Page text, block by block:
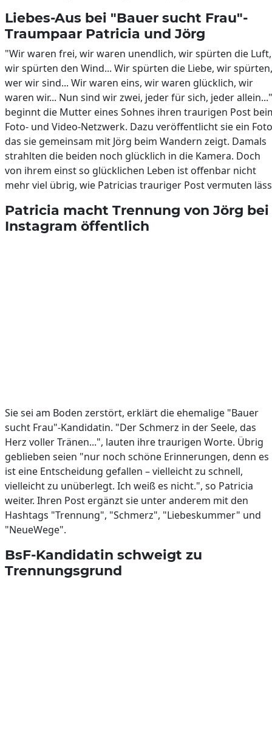
Liebes-Aus bei "Bauer sucht Frau"-
Traumpaar Patricia und Jörg
"Wir waren frei, wir waren unendlich, wir spürten die Luft,
wir spürten den Wind... Wir spürten die Liebe, wir spürten,
wer wir sind... Wir waren eins, wir waren glücklich, wir
waren wir... Nun sind wir zwei, jeder für sich, jeder
beginnt die Mutter eines Sohnes ihren traurigen Post
Foto- und Video-Netzwerk. Dazu veröffentlicht sie ein
das sie gemeinsam mit Jörg beim Wandern zeigt. Damals
strahlten die beiden noch glücklich in die Kamera. Doch
von ihrem einst so glücklichen Leben ist offenbar nicht
mehr viel übrig, wie Patricias trauriger Post vermuten
Patricia macht Trennung von Jörg bei
Instagram öffentlich
Sie sei am Boden zerstört, erklärt die ehemalige "Bauer
sucht Frau"-Kandidatin. "Der Schmerz in der Seele, das
Herz voller Tränen...", lauten ihre traurigen Worte. Übrig
geblieben seien "nur noch schöne Erinnerungen, denn es
ist eine Entscheidung gefallen – vielleicht zu schnell,
vielleicht zu unüberlegt. Ich weiß es nicht.", so Patricia
weiter. Ihren Post ergänzt sie unter anderem mit den
Hashtags "Trennung", "Schmerz", "Liebeskummer" und
"NeueWege".
BsF-Kandidatin schweigt zu
Trennungsgrund